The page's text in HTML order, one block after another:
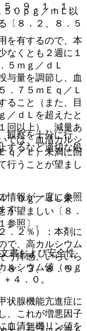
、９．１．１、
を有するので、本
なくとも２週に１
５ｍｇ／ｄＬ
与量を調節し、血
．７５ｍＥｑ／Ｌ
ること（また、目
／ｄＬを超えたと
回以上）、減量あ
ては、血清カルシ
ｑ／Ｌ）未満に回
行うことが望まし
．０ｇ／ｄＬ未
が望ましい〔８．
参照〕。
ルシウム値（ｍｇ
４．０。
状腺機能亢進症に
、これが増悪因子
血清無機リン値を
０ｐｇ／ｍＬ以
〔８．２、８．５
観察を十分に行
するなど適切な処
．２％）：本剤に
で、高カルシウム
う痒感、いらいら
８．３、８．５、
情報が一度に参照
す。
書および安全性